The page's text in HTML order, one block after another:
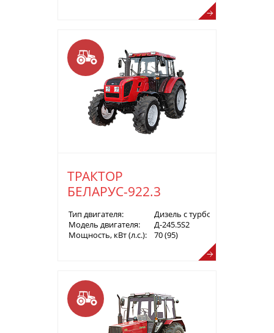
ТРАКТОР
БЕЛАРУС-922.3
Тип двигателя:
Дизель с турбонаддувом
Модель двигателя:
Д-245.5S2
Мощность, кВт (л.с.):
70 (95)